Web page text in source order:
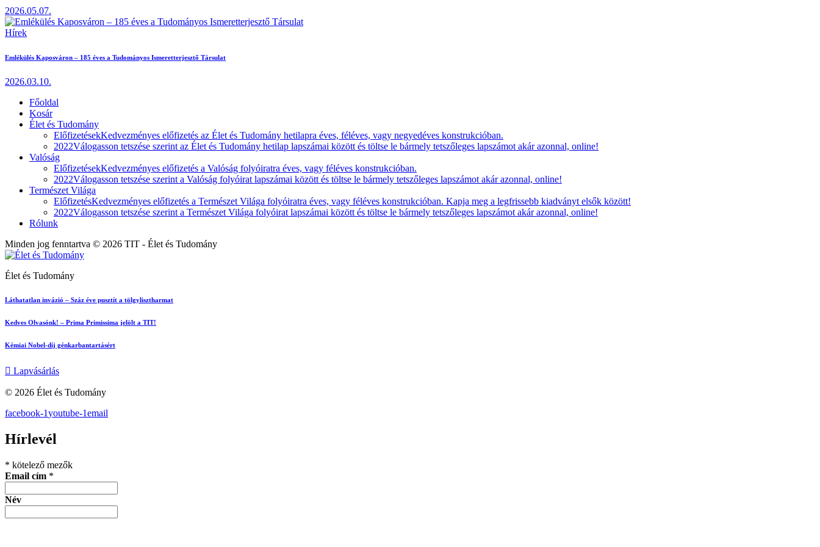
2026.05.07.
Hírek
Emlékülés Kaposváron – 185 éves a Tudományos Ismeretterjesztő Társulat
2026.03.10.
Főoldal
Kosár
Élet és Tudomány
ElőfizetésekKedvezményes előfizetés az Élet és Tudomány hetilapra éves, féléves, vagy negyedéves konstrukcióban.
2022Válogasson tetszése szerint az Élet és Tudomány hetilap lapszámai között és töltse le bármely tetszőleges lapszámot akár azonnal, online!
Valóság
ElőfizetésekKedvezményes előfizetés a Valóság folyóiratra éves, vagy féléves konstrukcióban.
2022Válogasson tetszése szerint a Valóság folyóirat lapszámai között és töltse le bármely tetszőleges lapszámot akár azonnal, online!
Természet Világa
ElőfizetésKedvezményes előfizetés a Természet Világa folyóiratra éves, vagy féléves konstrukcióban. Kapja meg a legfrissebb kiadványt elsők között!
2022Válogasson tetszése szerint a Természet Világa folyóirat lapszámai között és töltse le bármely tetszőleges lapszámot akár azonnal, online!
Rólunk
Minden jog fenntartva © 2026 TIT - Élet és Tudomány
Élet és Tudomány
Láthatatlan invázió – Száz éve pusztít a tölgylisztharmat
Kedves Olvasónk! – Prima Primissima jelölt a TIT!
Kémiai Nobel-díj génkarbantartásért
Lapvásárlás
© 2026 Élet és Tudomány
facebook-1youtube-1email
Hírlevél
* kötelező mezők
Email cím *
Név